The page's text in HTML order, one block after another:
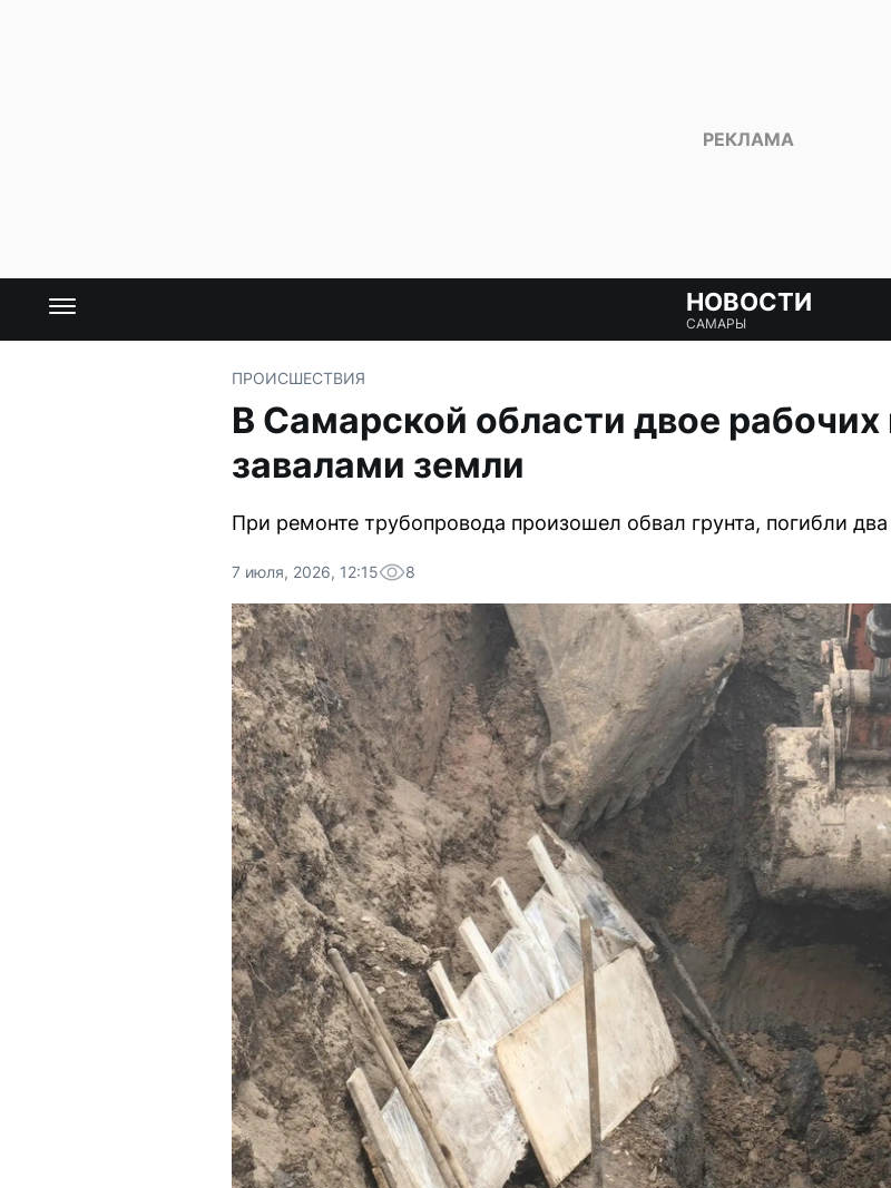
НОВОСТИ
САМАРЫ
ПРОИСШЕСТВИЯ
В Самарской области двое рабочих
завалами земли
При ремонте трубопровода произошел обвал грунта, погибли
7 июля, 2026, 12:15 8